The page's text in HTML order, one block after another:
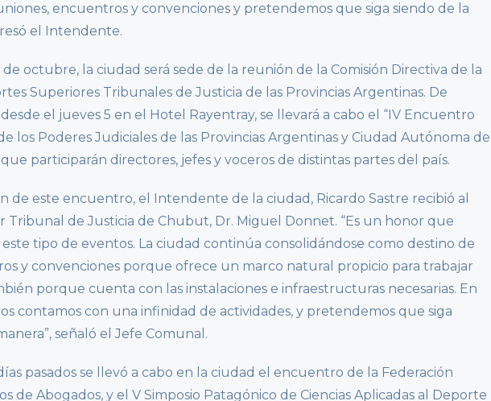
encuentros y convenciones y pretendemos que siga siendo de la
el Intendente.
de octubre, la ciudad será sede de la reunión de la Comisión Directiva de la
Superiores Tribunales de Justicia de las Provincias Argentinas. De
el jueves 5 en el Hotel Rayentray, se llevará a cabo el “IV Encuentro
los Poderes Judiciales de las Provincias Argentinas y Ciudad Autónoma de
que participarán directores, jefes y voceros de distintas partes del país.
de este encuentro, el Intendente de la ciudad, Ricardo Sastre recibió al
Tribunal de Justicia de Chubut, Dr. Miguel Donnet. “Es un honor que
este tipo de eventos. La ciudad continúa consolidándose como destino de
y convenciones porque ofrece un marco natural propicio para trabajar
porque cuenta con las instalaciones e infraestructuras necesarias. En
contamos con una infinidad de actividades, y pretendemos que siga
señaló el Jefe Comunal.
pasados se llevó a cabo en la ciudad el encuentro de la Federación
de Abogados, y el V Simposio Patagónico de Ciencias Aplicadas al Deporte